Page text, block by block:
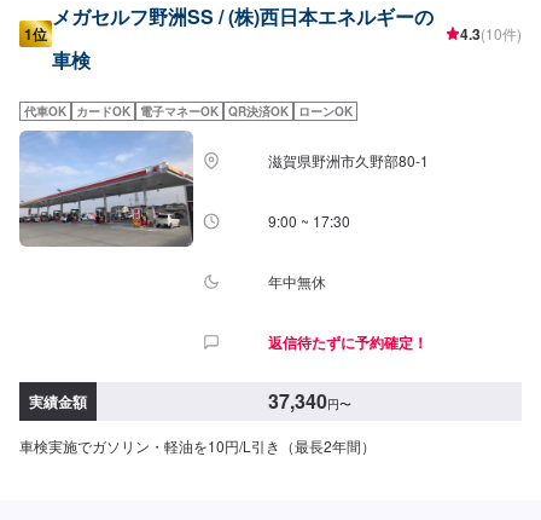
1位
メガセルフ野洲SS / (株)西日本エネルギーの
車検
4.3(10件)
代車OK カードOK 電子マネーOK QR決済OK ローンOK
滋賀県野洲市久野部80-1
9:00 ~ 17:30
年中無休
返信待たずに予約確定！
実績金額 37,340円〜
車検実施でガソリン・軽油を10円/L引き（最長2年間）